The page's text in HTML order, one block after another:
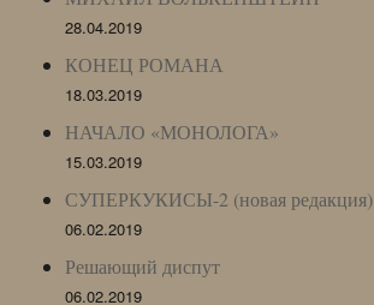
28.04.2019
КОНЕЦ РОМАНА
18.03.2019
НАЧАЛО «МОНОЛОГА»
15.03.2019
СУПЕРКУКИСЫ-2 (новая редакция)
06.02.2019
Решающий диспут
06.02.2019